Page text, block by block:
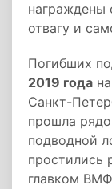
награждены
отвагу и
Погибших
2019 года
Санкт-
прошла
подводной
простились
главком